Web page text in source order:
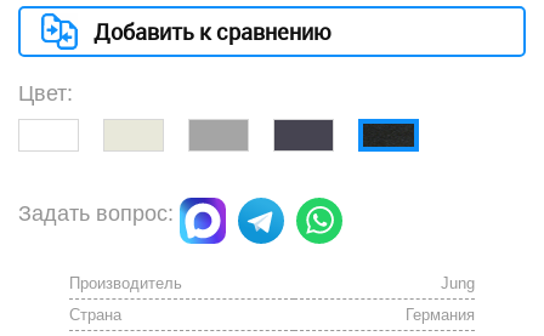
Добавить к сравнению
Цвет:
Задать вопрос:
Производитель
Jung
Страна
Германия